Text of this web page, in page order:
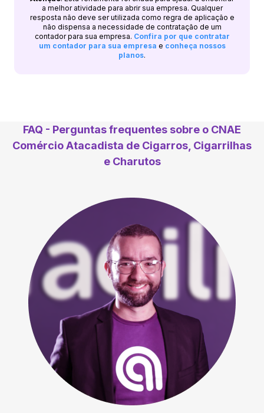
a melhor atividade para abrir sua empresa. Qualquer
resposta não deve ser utilizada como regra de aplicação e
não dispensa a necessidade de contratação de um
contador para sua empresa. Confira por que contratar
um contador para sua empresa e conheça nossos
planos.
FAQ - Perguntas frequentes sobre o CNAE
Comércio Atacadista de Cigarros, Cigarrilhas
e Charutos